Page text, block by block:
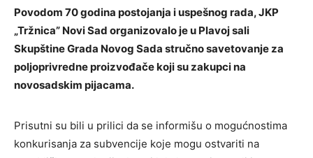
Povodom 70 godina postojanja i uspešnog rada, JKP
„Tržnica” Novi Sad organizovalo je u Plavoj sali
Skupštine Grada Novog Sada stručno savetovanje za
poljoprivredne proizvođače koji su zakupci na
novosadskim pijacama.
Prisutni su bili u prilici da se informišu o mogućnostima
konkurisanja za subvencije koje mogu ostvariti na